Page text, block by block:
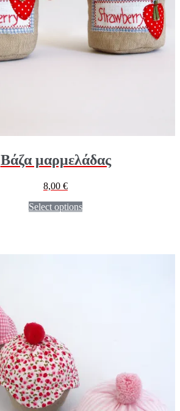
Βάζα μαρμελάδας
8,00 €
Select options